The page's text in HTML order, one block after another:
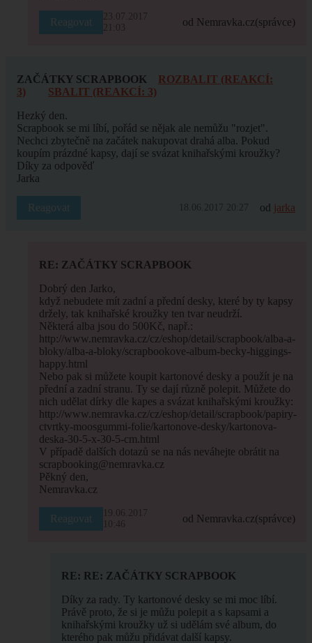
Reagovat
23.07.2017
21:03
od Nemravka.cz(správce)
ZAČÁTKY SCRAPBOOK
ROZBALIT (REAKCÍ:
3)
SBALIT (REAKCÍ: 3)
Hezký den.
Scrapbook se mi líbí, pořád se nějak ale nemůžu "rozjet".
Nechci zbytečně na začátek nakupovat drahá alba. Pokud
koupím prázdné kapsy, dají se svázat knihařskými kroužky?
Díky za odpověď
Jarka
Reagovat 18.06.2017 20:27 od jarka
RE: ZAČÁTKY SCRAPBOOK
Dobrý den Jarko,
když nebudete mít zadní a přední desky, které by ty kapsy
držely, tak knihařské kroužky ten tvar neudrží.
Některá alba jsou do 500Kč, např.:
http://www.nemravka.cz/cz/eshop/detail/scrapbook/alba-a-
bloky/alba-a-bloky/scrapbookove-album-becky-higgings-
happy.html
Nebo pak si můžete koupit kartonové desky a použít je na
přední a zadní stranu. Ty se dají různě polepit. Můžete do
nich udělat dírky dle kapes a svázat knihařskými kroužky:
http://www.nemravka.cz/cz/eshop/detail/scrapbook/papiry-
ctvrtky-moosgummi-folie/kartonove-desky/kartonova-
deska-30-5-x-30-5-cm.html
V případě dalších dotazů se na nás neváhejte obrátit na
scrapbooking@nemravka.cz
Pěkný den,
Nemravka.cz
Reagovat
19.06.2017
10:46
od Nemravka.cz(správce)
RE: RE: ZAČÁTKY SCRAPBOOK
Díky za rady. Ty kartonové desky se mi moc líbí.
Právě proto, že si je můžu polepit a s kapsami a
knihařskými kroužky už si udělám své album, do
kterého pak můžu přidávat další kapsy.